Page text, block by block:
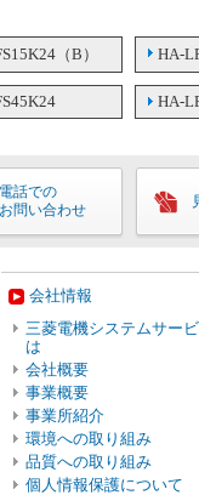
（B） HA-
HA-
電話での
お問い合わせ
会社情報
三菱電機システムサー
は
会社概要
事業概要
事業所紹介
環境への取り組み
品質への取り組み
個人情報保護について